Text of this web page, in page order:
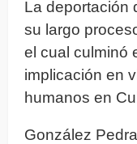
La deportación
su largo
el cual culminó
implicación en
humanos en
González